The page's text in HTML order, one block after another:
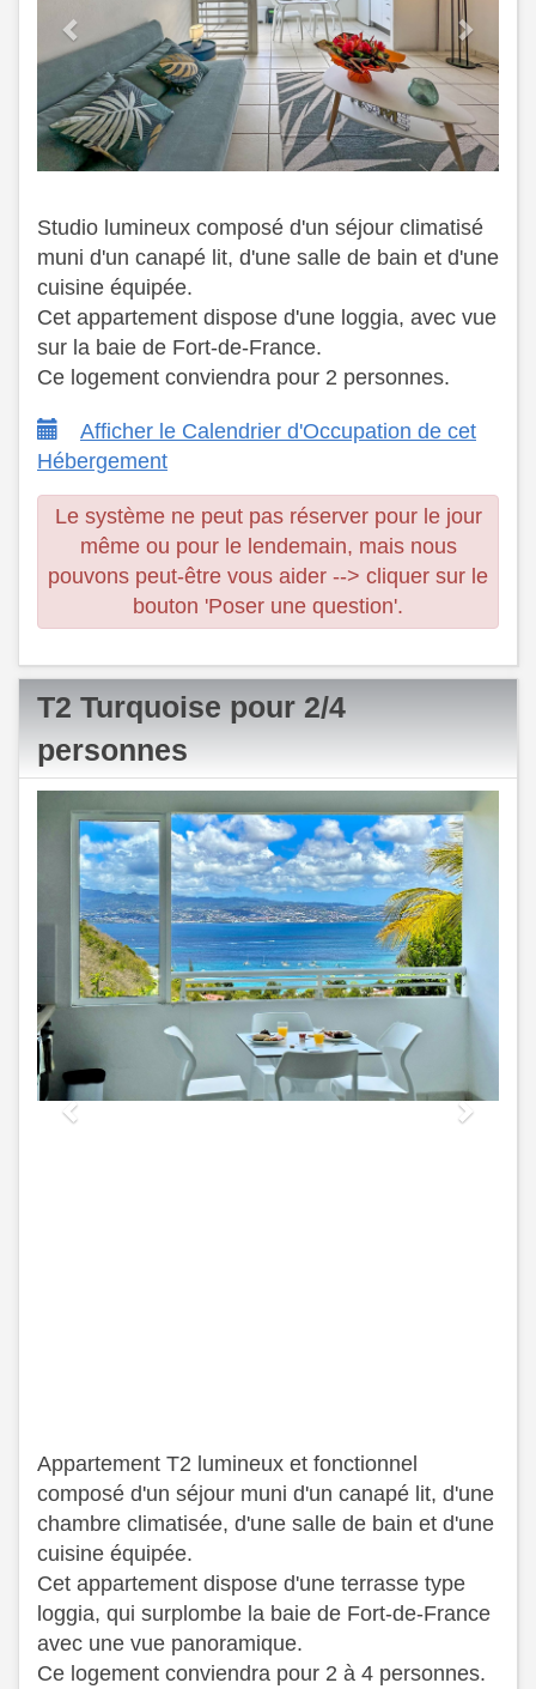
Studio lumineux composé d'un séjour climatisé
muni d'un canapé lit, d'une salle de bain et d'une
cuisine équipée. ​
Cet appartement dispose d'une loggia, avec vue
sur la baie de Fort-de-France.
​ Ce logement conviendra pour 2 personnes.
Afficher le Calendrier d'Occupation de cet
Hébergement
Le système ne peut pas réserver pour le jour
même ou pour le lendemain, mais nous
pouvons peut-être vous aider --> cliquer sur le
bouton 'Poser une question'.
T2 Turquoise pour 2/4
personnes
Previous Next
Appartement T2 lumineux et fonctionnel
composé d'un séjour muni d'un canapé lit, d'une
chambre climatisée, d'une salle de bain et d'une
cuisine équipée.
​ Cet appartement dispose d'une terrasse type
loggia, qui surplombe la baie de Fort-de-France
avec une vue panoramique.
​ Ce logement conviendra pour 2 à 4 personnes.